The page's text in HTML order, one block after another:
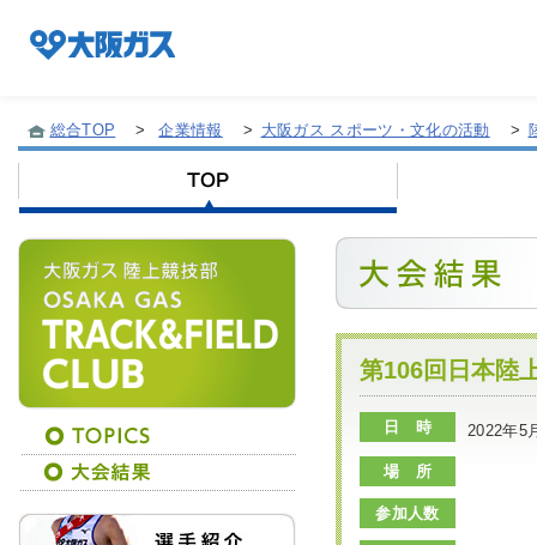
企業/グループについて
社会貢献
技術開発
サステナビリティ
総合TOP > 企業情報 > 大阪ガス スポーツ・文化の活動 >
第106回日本陸
日 時 2022年5
場 所
参加人数